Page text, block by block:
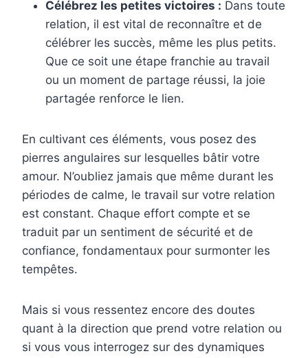
Célébrez les petites victoires : Dans toute
relation, il est vital de reconnaître et de
célébrer les succès, même les plus petits.
Que ce soit une étape franchie au travail
ou un moment de partage réussi, la joie
partagée renforce le lien.
En cultivant ces éléments, vous posez des
pierres angulaires sur lesquelles bâtir votre
amour. N’oubliez jamais que même durant les
périodes de calme, le travail sur votre relation
est constant. Chaque effort compte et se
traduit par un sentiment de sécurité et de
confiance, fondamentaux pour surmonter les
tempêtes.
Mais si vous ressentez encore des doutes
quant à la direction que prend votre relation ou
si vous vous interrogez sur des dynamiques